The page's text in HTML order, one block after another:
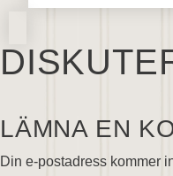
LÄMNA EN
Din e-postadress kommer